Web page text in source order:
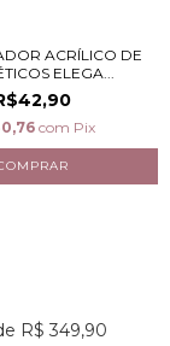
ACRÍLICO DE
ELEGA...
com Pix
R$ 349,90